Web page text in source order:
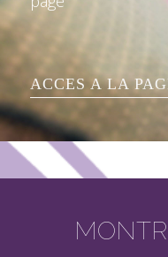
ACCES A LA